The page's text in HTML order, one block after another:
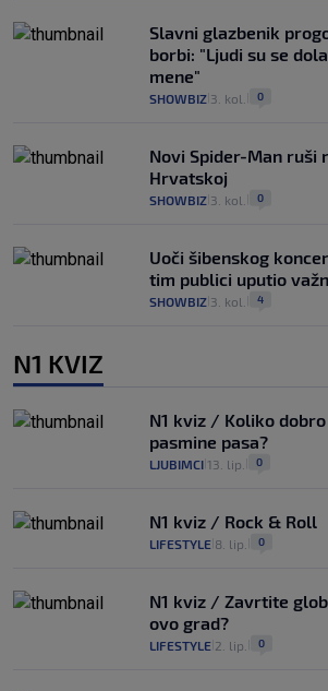
Slavni glazbenik
borbi: "Ljudi su se
mene"
SHOWBIZ 3. kol. 0
Novi Spider-Man ruši
Hrvatskoj
SHOWBIZ 3. kol. 0
Uoči šibenskog
tim publici uputio
SHOWBIZ 3. kol. 4
N1 KVIZ
N1 kviz / Koliko
pasmine pasa?
LJUBIMCI 13. lip. 0
N1 kviz / Rock & Roll
LIFESTYLE 8. lip. 0
N1 kviz / Zavrtite
ovo grad?
LIFESTYLE 2. lip. 0